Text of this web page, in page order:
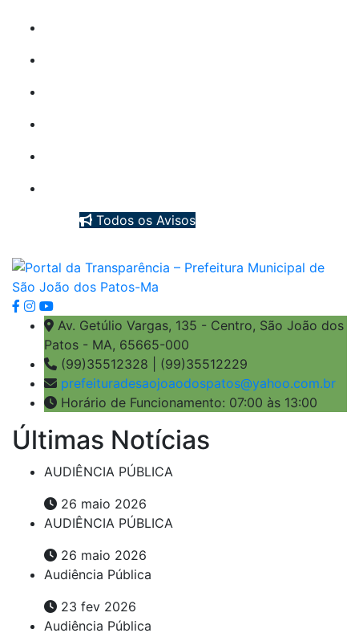
Todos os Avisos
Av. Getúlio Vargas, 135 - Centro, São João dos
Patos - MA, 65665-000
(99)35512328 | (99)35512229
prefeituradesaojoaodospatos@yahoo.com.br
Horário de Funcionamento: 07:00 às 13:00
Últimas Notícias
AUDIÊNCIA PÚBLICA
26 maio 2026
AUDIÊNCIA PÚBLICA
26 maio 2026
Audiência Pública
23 fev 2026
Audiência Pública